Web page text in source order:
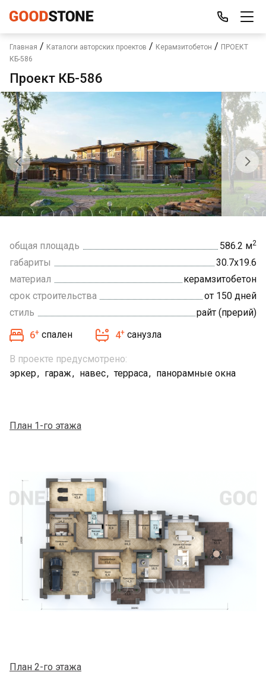
Главная / Каталоги авторских проектов / Керамзитобетон / ПРОЕКТ
КБ-586
Проект КБ-586
общая площадь 586.2 м2
габариты
30.7х19.6
материал
керамзитобетон
срок строительства
от 150 дней
стиль
райт (прерий)
6+ спален 4+ санузла
В проекте предусмотрено:
эркер
гараж навес терраса панорамные окна
План 1-го этажа
План 2-го этажа